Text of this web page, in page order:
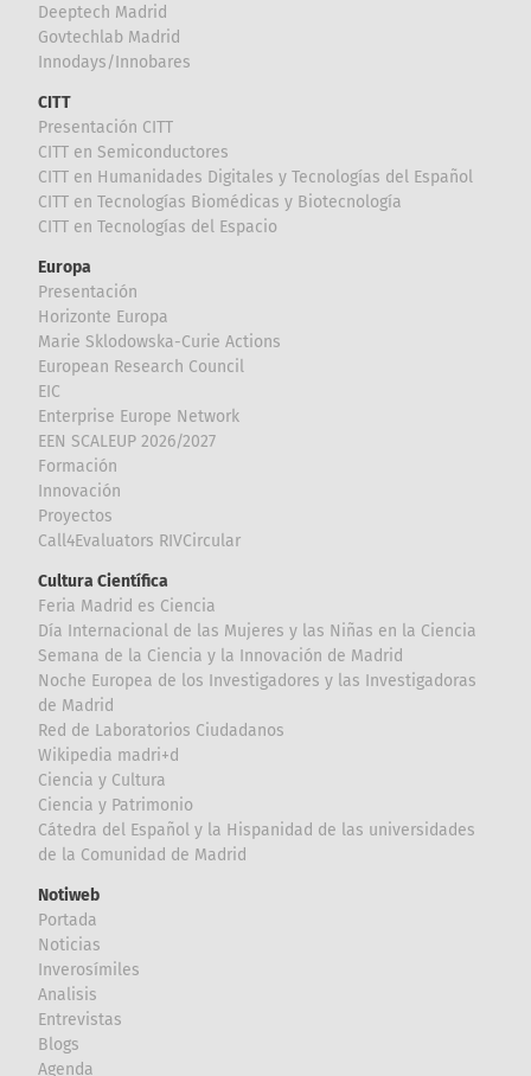
Deeptech Madrid
Govtechlab Madrid
Innodays/Innobares
CITT
Presentación CITT
CITT en Semiconductores
CITT en Humanidades Digitales y Tecnologías del Español
CITT en Tecnologías Biomédicas y Biotecnología
CITT en Tecnologías del Espacio
Europa
Presentación
Horizonte Europa
Marie Sklodowska-Curie Actions
European Research Council
EIC
Enterprise Europe Network
EEN SCALEUP 2026/2027
Formación
Innovación
Proyectos
Call4Evaluators RIVCircular
Cultura Científica
Feria Madrid es Ciencia
Día Internacional de las Mujeres y las Niñas en la Ciencia
Semana de la Ciencia y la Innovación de Madrid
Noche Europea de los Investigadores y las Investigadoras
de Madrid
Red de Laboratorios Ciudadanos
Wikipedia madri+d
Ciencia y Cultura
Ciencia y Patrimonio
Cátedra del Español y la Hispanidad de las universidades
de la Comunidad de Madrid
Notiweb
Portada
Noticias
Inverosímiles
Analisis
Entrevistas
Blogs
Agenda